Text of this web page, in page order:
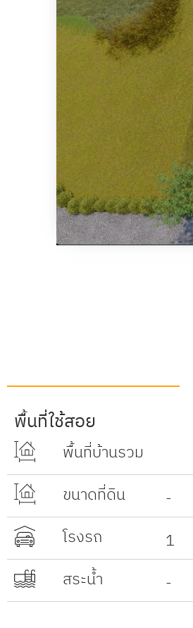
พื้นที่ใช้สอย
พื้นที่บ้านรวม
ขนาดที่ดิน
-
โรงรถ
1
สระน้ำ
-